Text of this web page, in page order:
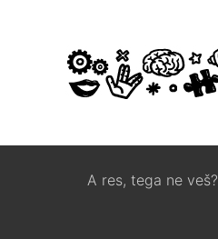
A res, tega ne veš?